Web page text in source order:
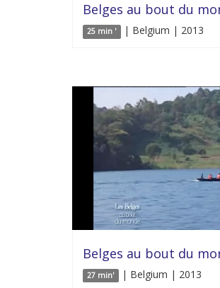
Belges au bout du
25 min ' | Belgium | 2013
Belges au bout du
27 min' | Belgium | 2013